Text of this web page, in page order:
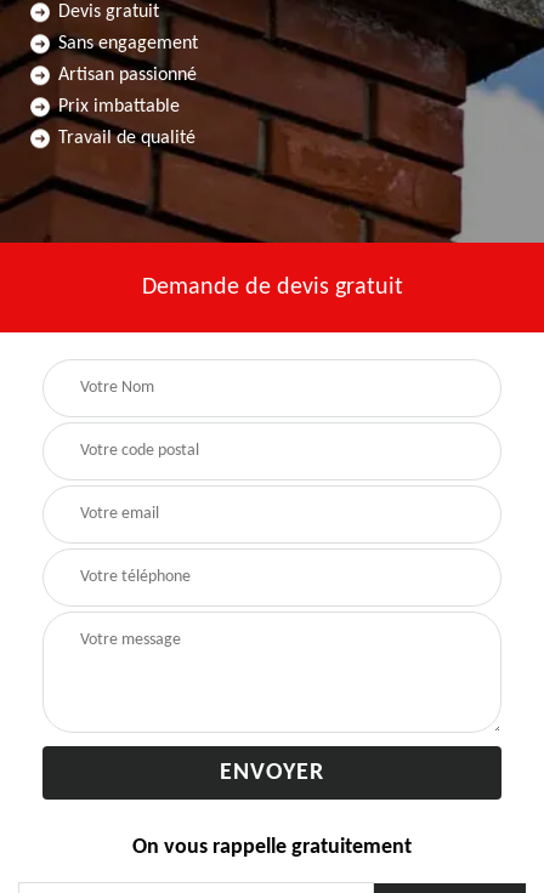
Devis gratuit
Sans engagement
Artisan passionné
Prix imbattable
Travail de qualité
Demande de devis gratuit
On vous rappelle gratuitement